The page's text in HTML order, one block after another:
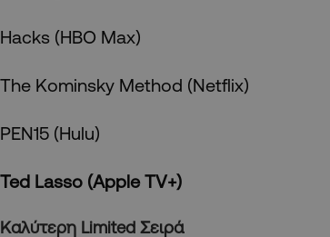
Hacks (HBO Max)
The Kominsky Method (Netflix)
PEN15 (Hulu)
Ted Lasso (Apple TV+)
Καλύτερη Limited Σειρά